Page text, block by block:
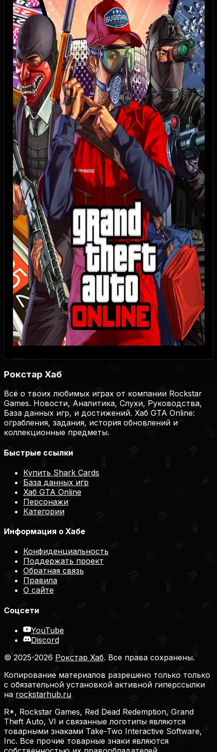
Даты выхода
PS3:01.10.2013 ,Xbox 360:01.10.2013 PS4
18.11.2014
Xbox One:18.11.2014,PC:14.04.2015,PS5:
15.03.2022
Xbox Series:15.03.2022
Достижения / Трофеи
835 24 9 1 0
Купить игру
Купить на Plati.Market
Купить на Plati.Market
Рокстар Хаб
Всё о твоих любимых играх от компании Rockstar
Games. Новости, Аналитика, Слухи, Руководства,
База данных игр, и достижений. Хаб GTA Online:
ограбления, задания, история обновлений и
коллекционные предметы.
Быстрые ссылки
Купить Shark Cards
База данных игр
Хаб GTA Online
Персонажи
Категории
Информация о Хабе
Конфиденциальность
Поддержать проект
Обратная связь
Правила
О сайте
Соцсети
YouTube
Discord
© 2025-2026 Рокстар Хаб. Все права сохранены.
Копирование материалов разрешено только только
с обязательной установкой активной гиперссылки
на rockstarhub.ru
R*, Rockstar Games, Red Dead Redemption, Grand
Theft Auto, VI и связанные логотипы являются
товарными знаками Take-Two Interactive Software,
Inc. Все прочие товарные знаки являются